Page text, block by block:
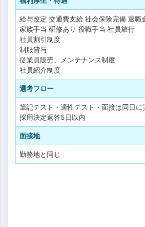
給与改定 交通費支給 社会保険完備 退職
家族手当 研修あり 役職手当 社員旅行
社員割引制度
制服貸与
従業員販売、メンテナンス制度
社員紹介制度
選考フロー
筆記テスト・適性テスト・面接は同日に
採用決定返答5日以内
面接地
勤務地と同じ